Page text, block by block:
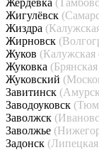
Жердевка
Жигулёвск
Жиздра
Жирновск
Жуков (Калужская
Жуковка
Жуковский
Завитинск
Заводоуковск
Заволжск
Заволжье
Задонск (Липецкая